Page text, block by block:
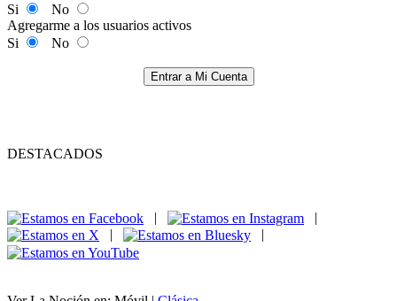
Si
No
Agregarme a los usuarios activos
Si
No
Entrar a Mi Cuenta
DESTACADOS
|
|
|
|